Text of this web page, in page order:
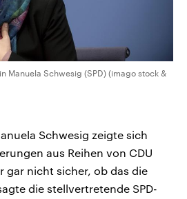
Manuela Schwesig (SPD) (imago stock &
Schwesig zeigte sich
aus Reihen von CDU
gar nicht sicher, ob das die
die stellvertretende SPD-